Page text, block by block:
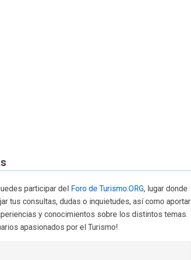
participar del Foro de Turismo.ORG, lugar donde
tus consultas, dudas o inquietudes, así como aportar
y conocimientos sobre los distintos temas.
apasionados por el Turismo!